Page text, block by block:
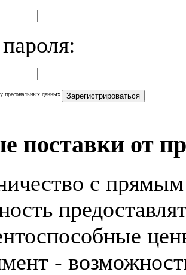
пресональных данных Зарегистрироваться
поставки от
с
-